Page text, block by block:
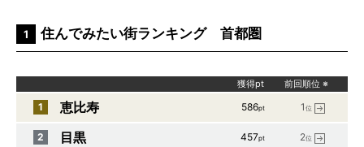
1 住んでみたい街ランキング 首都圏
獲得pt 前回順位 ※
1 恵比寿 586pt 1 位
2 目黒 457pt 2位